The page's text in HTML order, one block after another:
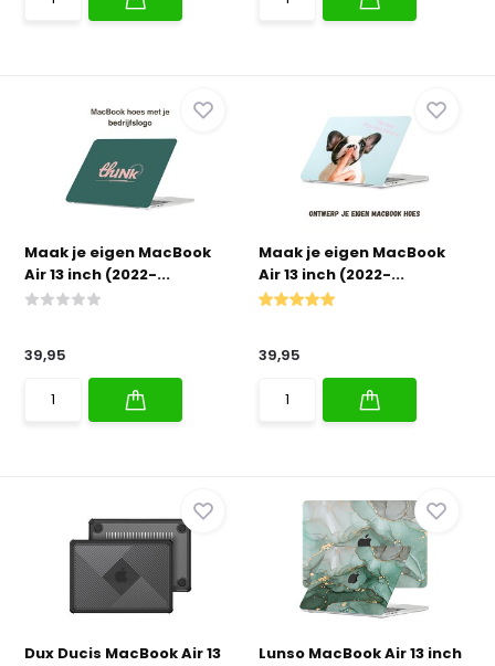
Maak je eigen MacBook
Air 13 inch (2022-...
39,95
Maak je eigen MacBook
Air 13 inch (2022-...
39,95
Dux Ducis MacBook Air 13
Lunso MacBook Air 13 inch